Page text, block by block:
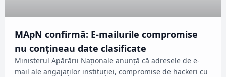
MApN confirmă: E-mailurile compromise
nu conţineau date clasificate
Ministerul Apărării Naţionale anunţă că adresele de e-
mail ale angajaţilor instituţiei, compromise de hackeri cu